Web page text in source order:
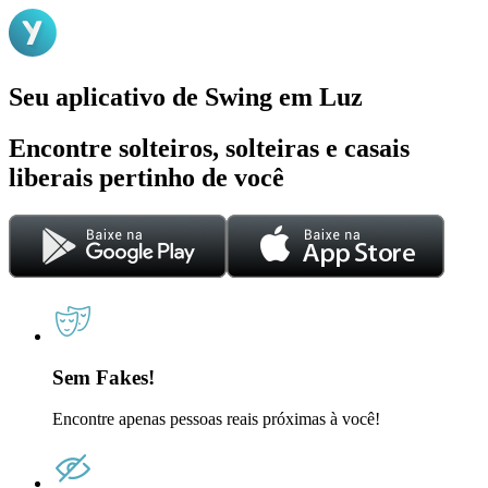
Seu aplicativo de Swing em Luz
Encontre solteiros, solteiras e casais
liberais pertinho de você
Sem Fakes!
Encontre apenas pessoas reais próximas à você!